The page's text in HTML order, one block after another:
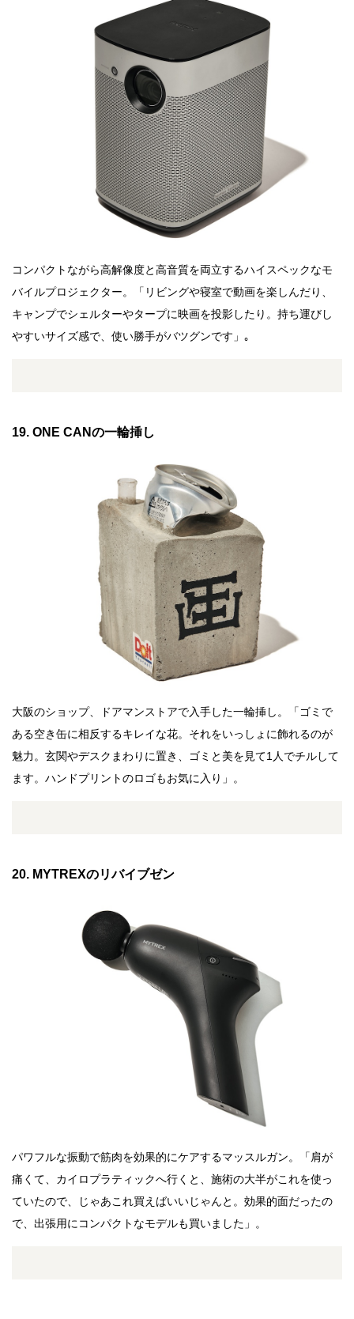
コンパクトながら高解像度と高音質を両立するハイスペックなモ
バイルプロジェクター。「リビングや寝室で動画を楽しんだり、
キャンプでシェルターやタープに映画を投影したり。持ち運びし
やすいサイズ感で、使い勝手がバツグンです」｡
19. ONE CANの一輪挿し
大阪のショップ、ドアマンストアで入手した一輪挿し。「ゴミで
ある空き缶に相反するキレイな花。それをいっしょに飾れるのが
魅力。玄関やデスクまわりに置き、ゴミと美を見て1人でチルして
ます。ハンドプリントのロゴもお気に入り」。
20. MYTREXのリバイブゼン
パワフルな振動で筋肉を効果的にケアするマッスルガン。「肩が
痛くて、カイロプラティックへ行くと、施術の大半がこれを使っ
ていたので、じゃあこれ買えばいいじゃんと。効果的面だったの
で、出張用にコンパクトなモデルも買いました」。